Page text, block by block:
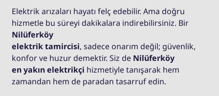
Elektrik arızaları hayatı felç edebilir. Ama doğru
hizmetle bu süreyi dakikalara indirebilirsiniz. Bir
Nilüferköy
elektrik tamircisi, sadece onarım değil; güvenlik,
konfor ve huzur demektir. Siz de Nilüferköy
en yakın elektrikçi hizmetiyle tanışarak hem
zamandan hem de paradan tasarruf edin.